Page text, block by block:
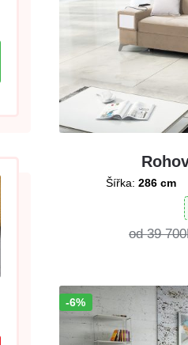
Šířka: 286 cm
39 700
Sleva!
-6%